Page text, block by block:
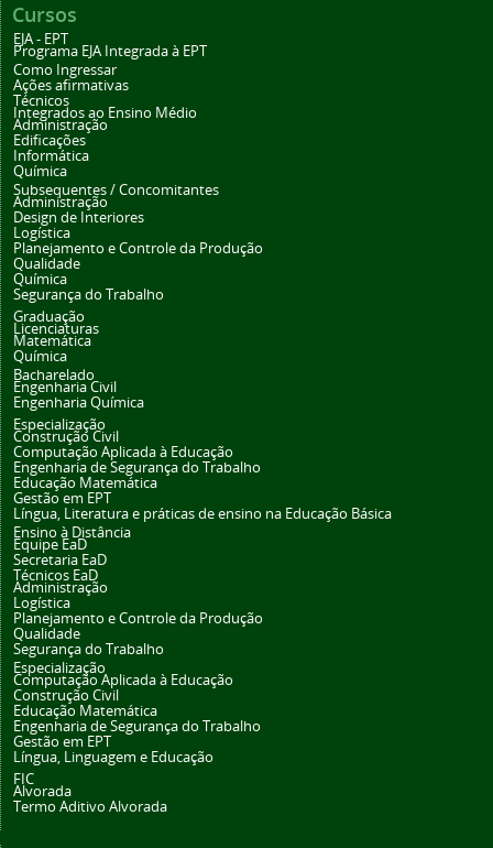
Cursos
EJA - EPT
Programa EJA Integrada à EPT
Como Ingressar
Ações afirmativas
Técnicos
Integrados ao Ensino Médio
Administração
Edificações
Informática
Química
Subsequentes / Concomitantes
Administração
Design de Interiores
Logística
Planejamento e Controle da Produção
Qualidade
Química
Segurança do Trabalho
Graduação
Licenciaturas
Matemática
Química
Bacharelado
Engenharia Civil
Engenharia Química
Especialização
Construção Civil
Computação Aplicada à Educação
Engenharia de Segurança do Trabalho
Educação Matemática
Gestão em EPT
Língua, Literatura e práticas de ensino na Educação Básica
Ensino à Distância
Equipe EaD
Secretaria EaD
Técnicos EaD
Administração
Logística
Planejamento e Controle da Produção
Qualidade
Segurança do Trabalho
Especialização
Computação Aplicada à Educação
Construção Civil
Educação Matemática
Engenharia de Segurança do Trabalho
Gestão em EPT
Língua, Linguagem e Educação
FIC
Alvorada
Termo Aditivo Alvorada